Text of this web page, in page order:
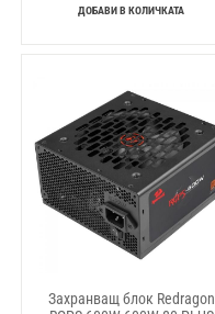
ДОБАВИ В КОЛИЧКАТА
Захранващ блок Redragon